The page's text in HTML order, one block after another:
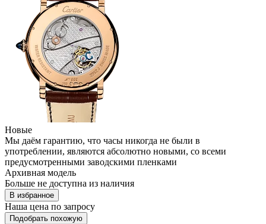
Новые
Мы даём гарантию, что часы никогда не были в
употреблении, являются абсолютно новыми, со всеми
предусмотренными заводскими пленками
Архивная модель
Больше не доступна из наличия
В избранное
Наша цена по запросу
Подобрать похожую